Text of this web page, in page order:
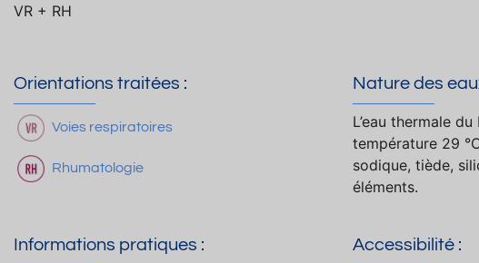
VR + RH
Orientations traitées :
Voies respiratoires
Rhumatologie
Nature des
L’eau thermale
température 29
sodique, tiède,
éléments.
Informations pratiques : Accessibilité :